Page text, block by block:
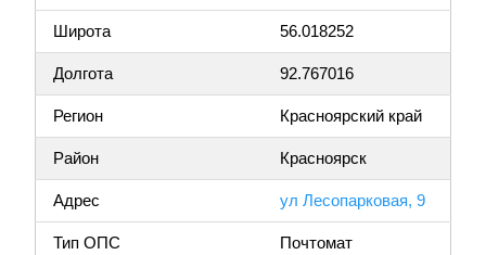
Широта 56.018252
Долгота 92.767016
Регион Красноярский край
Район Красноярск
Адрес ул Лесопарковая, 9
Тип ОПС Почтомат